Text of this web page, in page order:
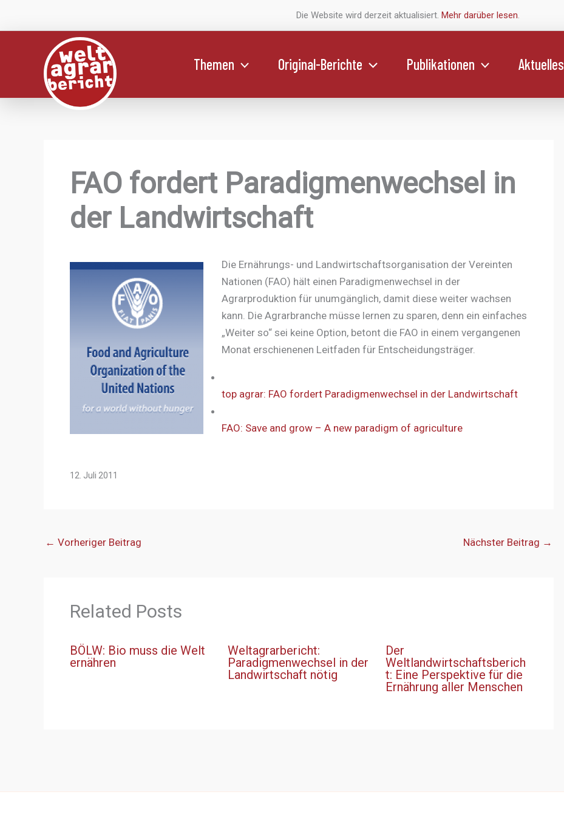
Die Website wird derzeit aktualisiert. Mehr darüber lesen.
Themen Original-Berichte Publikationen Aktuelles
FAO fordert Paradigmenwechsel in
der Landwirtschaft
Die Ernährungs- und Landwirtschaftsorganisation der Vereinten
Nationen (FAO) hält einen Paradigmenwechsel in der
Agrarproduktion für unumgänglich, damit diese weiter wachsen
kann. Die Agrarbranche müsse lernen zu sparen, denn ein einfaches
„Weiter so“ sei keine Option, betont die FAO in einem vergangenen
Monat erschienenen Leitfaden für Entscheidungsträger.
top agrar: FAO fordert Paradigmenwechsel in der Landwirtschaft
FAO: Save and grow – A new paradigm of agriculture
12. Juli 2011
← Vorheriger Beitrag Nächster Beitrag →
Related Posts
BÖLW: Bio muss die Welt
ernähren
Weltagrarbericht:
Paradigmenwechsel in der
Landwirtschaft nötig
Der
Weltlandwirtschaftsberich
t: Eine Perspektive für die
Ernährung aller Menschen